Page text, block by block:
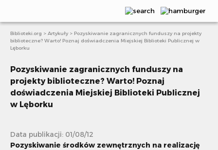
Aktualności
Webinaria
Scenariusze
E-learning
Biblioteki.org > Artykuły > Pozyskiwanie zagranicznych funduszy na projekty
biblioteczne? Warto! Poznaj doświadczenia Miejskiej Biblioteki Publicznej w
Lęborku
Pozyskiwanie zagranicznych funduszy na
projekty biblioteczne? Warto! Poznaj
doświadczenia Miejskiej Biblioteki Publicznej
w Lęborku
Data publikacji: 01/08/12
Pozyskiwanie środków zewnętrznych na realizację